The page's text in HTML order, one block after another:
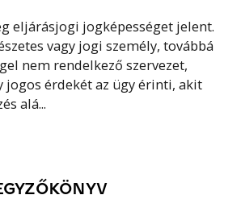
eljárásjogi jogképességet jelent.
vagy jogi személy, továbbá
nem rendelkező szervezet,
jogos érdekét az ügy érinti, akit
alá...